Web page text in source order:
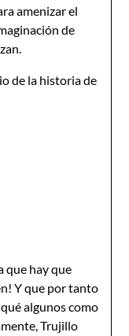
amenizar el
de
de la historia de
que hay que
Y que por tanto
algunos como
Trujillo